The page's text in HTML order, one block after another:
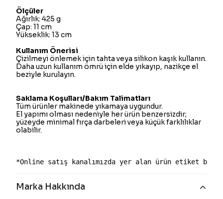
Ölçüler
Ağırlık: 425 g
Çap: 11 cm
Yükseklik: 13 cm
Kullanım Önerisi
Çizilmeyi önlemek için tahta veya silikon kaşık kullanın.
Daha uzun kullanım ömrü için elde yıkayıp, nazikçe el
beziyle kurulayın.
Saklama Koşulları/Bakım Talimatları
Tüm ürünler makinede yıkamaya uygundur.
El yapımı olması nedeniyle her ürün benzersizdir;
yüzeyde minimal fırça darbeleri veya küçük farklılıklar
olabilir.
*Online satış kanalımızda yer alan ürün etiket
Marka Hakkında